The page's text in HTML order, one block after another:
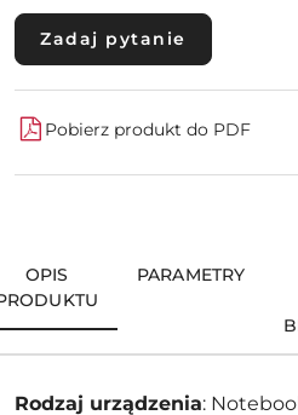
Zadaj pytanie
Pobierz produkt do PDF
OPIS
PARAMETRY
Rodzaj urządzenia: